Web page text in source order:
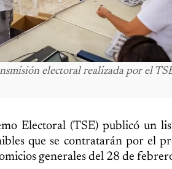
electoral realizada por el
Electoral (TSE) publicó un
que se contratarán por el
generales del 28 de